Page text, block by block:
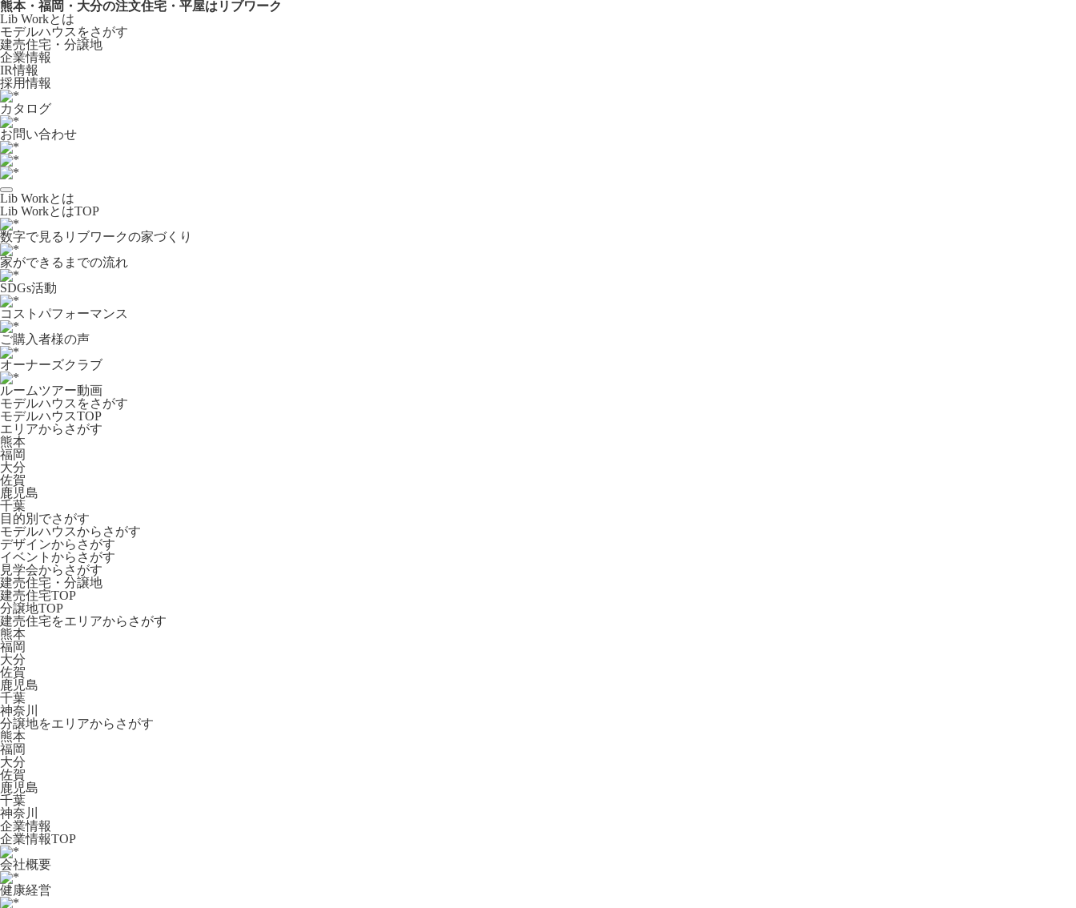
熊本・福岡・大分の注文住宅・平屋はリブワーク
Lib Workとは
モデルハウスをさがす
建売住宅・分譲地
企業情報
IR情報
採用情報
カタログ
お問い合わせ
Lib Workとは
Lib WorkとはTOP
数字で⾒るリブワークの家づくり
家ができるまでの流れ
SDGs活動
コストパフォーマンス
ご購入者様の声
オーナーズクラブ
ルームツアー動画
モデルハウスをさがす
モデルハウスTOP
エリアからさがす
熊本
福岡
大分
佐賀
鹿児島
千葉
目的別でさがす
モデルハウスからさがす
デザインからさがす
イベントからさがす
見学会からさがす
建売住宅・分譲地
建売住宅TOP
分譲地TOP
建売住宅をエリアからさがす
熊本
福岡
大分
佐賀
鹿児島
千葉
神奈川
分譲地をエリアからさがす
熊本
福岡
大分
佐賀
鹿児島
千葉
神奈川
企業情報
企業情報TOP
会社概要
健康経営